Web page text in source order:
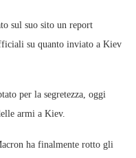
sul suo sito un report
su quanto inviato a Kiev
per la segretezza, oggi
armi a Kiev.
ha finalmente rotto gli